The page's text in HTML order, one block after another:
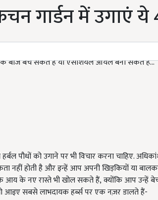
गार्डन में उगाएं ये
बीज बेच सकते हैं या एसेंशियल ऑयल बना सकते हैं...
पौधों को उगाने पर भी विचार करना चाहिए.
नहीं होती है और इन्हें आप अपनी खिड़कियों या
आय के नए रास्ते भी खोल सकते हैं,क्योंकि आप उन्हें
सबसे लाभदायक हर्ब्स पर एक नज़र डालते हैं-